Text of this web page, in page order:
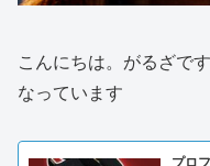
こんにちは。がるざで
なっています